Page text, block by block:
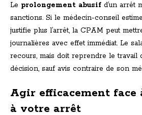
Le prolongement abusif d’un arrêt
sanctions. Si le médecin-conseil
justifie plus l’arrêt, la CPAM peut
journalières avec effet immédiat. Le
recours, mais doit reprendre le travail
décision, sauf avis contraire de son
Agir efficacement
à votre arrêt